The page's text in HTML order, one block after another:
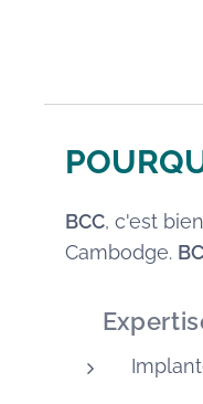
BCC, c'est
Cambodge.